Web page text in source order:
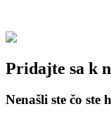
Pridajte sa k
Nenašli ste čo ste